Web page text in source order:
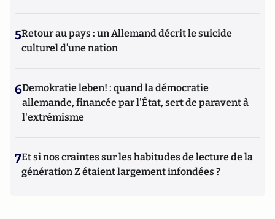
5Retour au pays : un Allemand décrit le suicide
culturel d’une nation
6Demokratie leben! : quand la démocratie
allemande, financée par l'État, sert de paravent à
l'extrémisme
7Et si nos craintes sur les habitudes de lecture de la
génération Z étaient largement infondées ?